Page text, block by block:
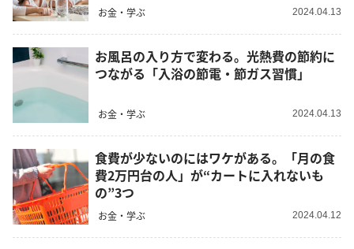
お金・学ぶ 2024.04.13
お風呂の入り方で変わる。光熱費の節約に
つながる「入浴の節電・節ガス習慣」
お金・学ぶ 2024.04.13
食費が少ないのにはワケがある。「月の食
費2万円台の人」が“カートに入れないも
の”3つ
お金・学ぶ 2024.04.12